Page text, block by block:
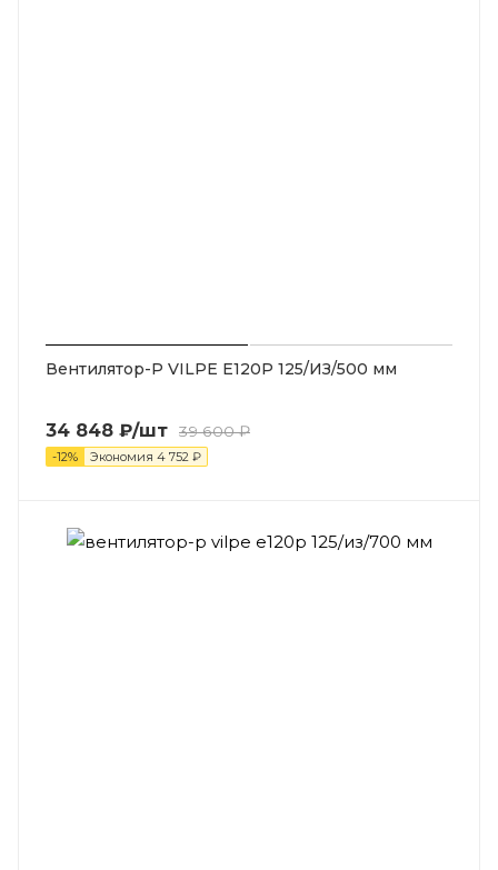
Вентилятор-P VILPE Е120P 125/ИЗ/500 мм
34 848 ₽/шт 39 600₽
-12% Экономия 4 752 ₽